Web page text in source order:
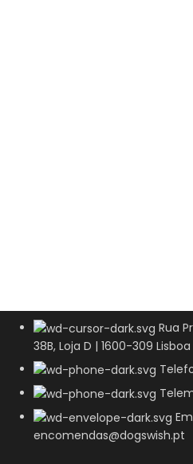
Rua
38B, Loja D | 1600-309 Lisboa
encomendas@dogswish.pt